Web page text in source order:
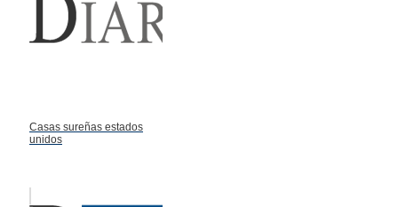
Casas sureñas estados
unidos